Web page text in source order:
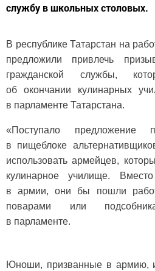
службу в школьных столовых.
В республике Татарстан на
предложили привлечь
гражданской службы,
об окончании кулинарных
в парламенте Татарстана.
«Поступало предложение
в пищеблоке
использовать армейцев,
кулинарное училище.
в армии, они бы пошли
поварами или
в парламенте.
Юноши, призванные в армию,